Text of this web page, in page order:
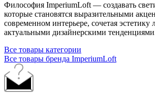
Философия ImperiumLoft — создавать
которые становятся выразительными
современном интерьере, сочетая эстетику
актуальными дизайнерскими
Все товары категории
Все товары бренда ImperiumLoft